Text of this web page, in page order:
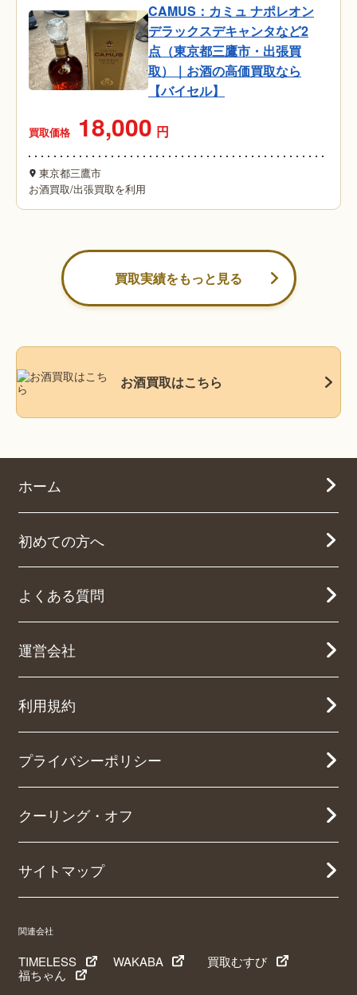
CAMUS：カミュ ナポレオン
デラックスデキャンタなど2
点（東京都三鷹市・出張買
取）｜お酒の高価買取なら
【バイセル】
買取価格 18,000 円
東京都三鷹市
お酒買取/出張買取を利用
買取実績をもっと見る
お酒買取はこちら
ホーム
初めての方へ
よくある質問
運営会社
利用規約
プライバシーポリシー
クーリング・オフ
サイトマップ
関連会社
TIMELESS WAKABA
買取むすび
福ちゃん